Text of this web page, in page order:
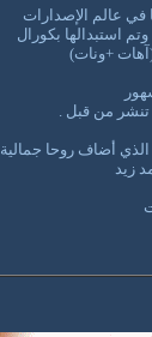
في عالم الإصدارات
استبدالها بكورال
+ونات)
من قبل .
أضاف روحا جمالية
زيد